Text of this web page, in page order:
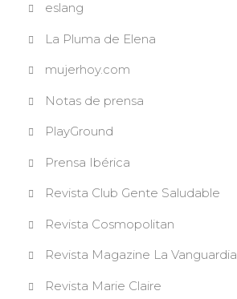
eslang
La Pluma de Elena
mujerhoy.com
Notas de prensa
PlayGround
Prensa Ibérica
Revista Club Gente Saludable
Revista Cosmopolitan
Revista Magazine La Vanguardia
Revista Marie Claire